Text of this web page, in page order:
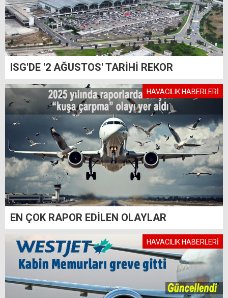
ISG'DE '2 AĞUSTOS' TARİHİ REKOR
HAVACILIK HABERLERİ
EN ÇOK RAPOR EDİLEN OLAYLAR
HAVACILIK HABERLERİ